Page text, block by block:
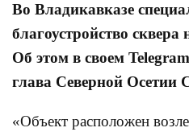
Во Владикавказе
благоустройство
Об этом в своем
глава Северной Осетии
«Объект расположен